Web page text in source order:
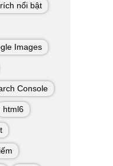
nổi bật
Images
Console
html6